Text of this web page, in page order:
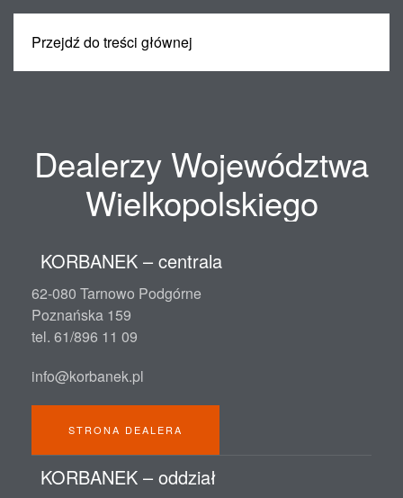
Przejdź do treści głównej
Dealerzy Województwa
Wielkopolskiego
KORBANEK – centrala
62-080 Tarnowo Podgórne
Poznańska 159
tel. 61/896 11 09
info@korbanek.pl
STRONA DEALERA
KORBANEK – oddział